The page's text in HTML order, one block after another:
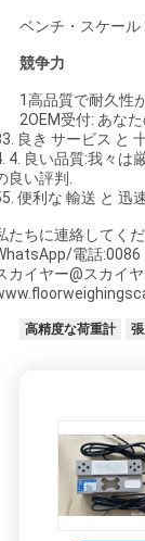
ベンチ・スケー
競争力
1高品質で耐久性
2OEM受付: あな
良き サービス と
4. 良い品質:我々は
良い評判.
便利な 輸送 と 迅
たちに連絡してく
電話:0086
カイヤー@スカイ
高精度な荷重計